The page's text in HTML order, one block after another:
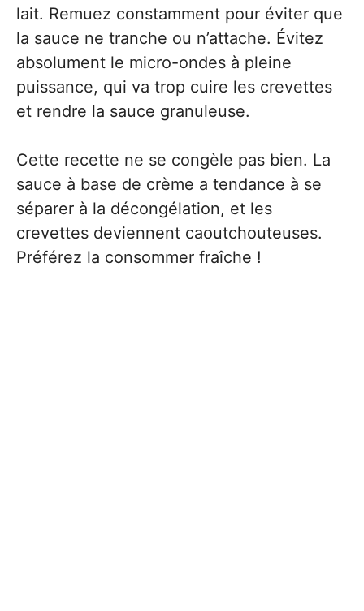
lait. Remuez constamment pour éviter que
la sauce ne tranche ou n’attache. Évitez
absolument le micro-ondes à pleine
puissance, qui va trop cuire les crevettes
et rendre la sauce granuleuse.
Cette recette ne se congèle pas bien. La
sauce à base de crème a tendance à se
séparer à la décongélation, et les
crevettes deviennent caoutchouteuses.
Préférez la consommer fraîche !